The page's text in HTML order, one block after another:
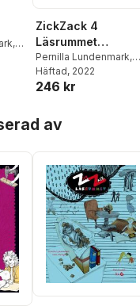
,
ZickZack 4
Läsrummet
Övningsbok,
version 2
Pernilla Lundenmark,
Anna Modigh
Lönnqvist
Häftad, 2022
246 kr
av